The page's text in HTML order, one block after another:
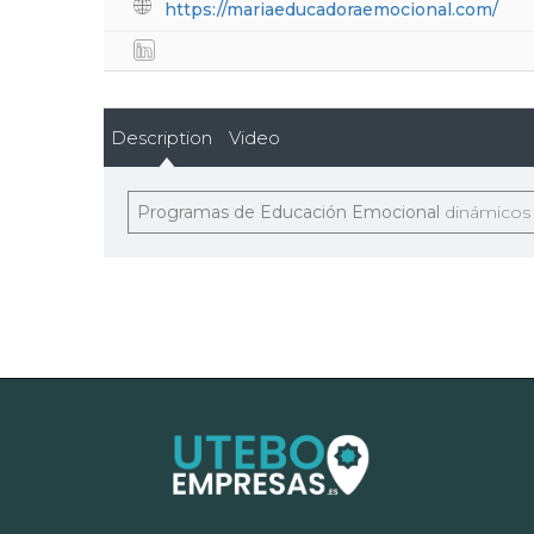
https://mariaeducadoraemocional.com/
Description Video
Programas de Educación Emocional